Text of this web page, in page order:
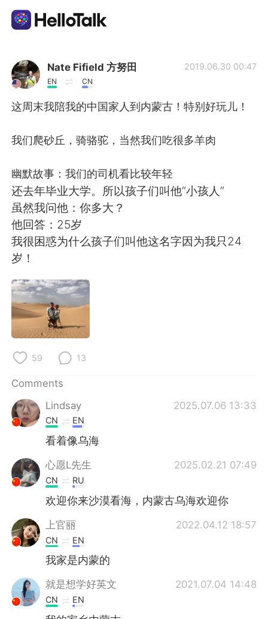
Language Exchange App
AI Grammar Checker
简体中文 繁體中文
Español العربية
Français Deutsch
Русский
Indonesia
Türkçe
Nate Fifield 方努田
EN CN
2019.06.30 00:47
这周末我陪我的中国家人到内蒙古！特别好玩儿！
我们爬砂丘，骑骆驼，当然我们吃很多羊肉
幽默故事：我们的司机看比较年轻
还去年毕业大学。所以孩子们叫他“小孩人”
虽然我问他：你多大？
他回答：25岁
我很困惑为什么孩子们叫他这名字因为我只24
岁！
59 13
Comments
Lindsay
2025.07.06 13:33
CN EN
看着像乌海
心愿L先生 2025.02.21 07:49
CN RU
欢迎你来沙漠看海，内蒙古乌海欢迎你
上官丽 2022.04.12 18:57
CN EN
我家是内蒙的
就是想学好英文 2021.07.04 14:48
CN EN